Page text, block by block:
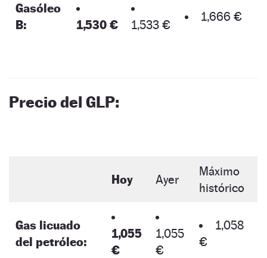
Gasóleo
B:
1,530 € 1,533 €
1,666 €
Precio del GLP:
Hoy Ayer
Máximo
histórico
Gas licuado
del petróleo:
1,055
€
1,055
€
1,058
€